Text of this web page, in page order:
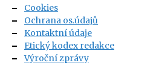
Cookies
Ochrana os.údajů
Kontaktní údaje
Etický kodex redakce
Výroční zprávy